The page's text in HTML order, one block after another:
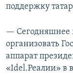
поддержку
— Сегодняшнее
организовать
аппарат
«Idel.Реалии» в